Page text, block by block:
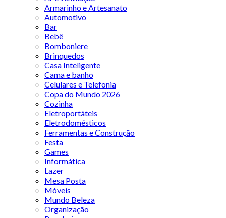
Armarinho e Artesanato
Automotivo
Bar
Bebê
Bomboniere
Brinquedos
Casa Inteligente
Cama e banho
Celulares e Telefonia
Copa do Mundo 2026
Cozinha
Eletroportáteis
Eletrodomésticos
Ferramentas e Construção
Festa
Games
Informática
Lazer
Mesa Posta
Móveis
Mundo Beleza
Organização